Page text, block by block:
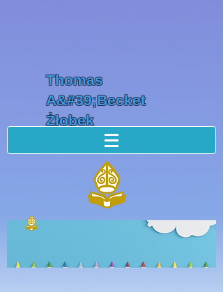
Thomas
A&#39;Becket
Żłobek